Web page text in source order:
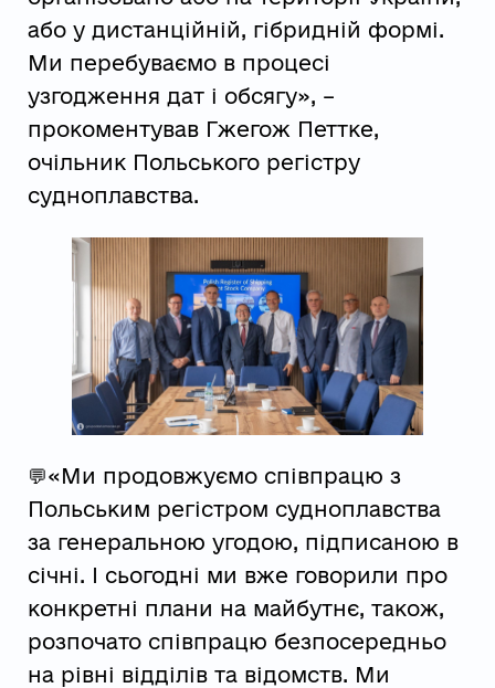
або у дистанційній, гібридній формі.
Ми перебуваємо в процесі
узгодження дат і обсягу», –
прокоментував Гжегож Петтке,
очільник Польського регістру
судноплавства.
💬«Ми продовжуємо співпрацю з
Польським регістром судноплавства
за генеральною угодою, підписаною в
січні. І сьогодні ми вже говорили про
конкретні плани на майбутнє, також,
розпочато співпрацю безпосередньо
на рівні відділів та відомств. Ми